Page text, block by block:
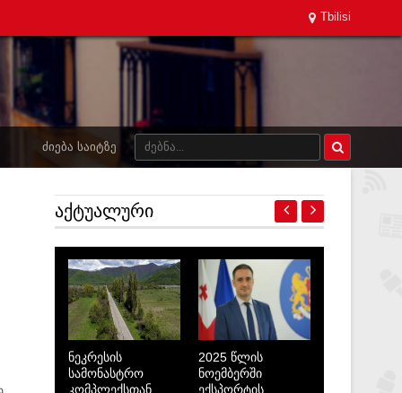
Tbilisi
ᲫᲘᲔᲑᲐ ᲡᲐᲘᲢᲖᲔ
ᲐᲥᲢᲣᲐᲚᲣᲠᲘ
ნეკრესის
სამონასტრო
კომპლექსთან
2025 წლის
ნოემბერში
ექსპორტის